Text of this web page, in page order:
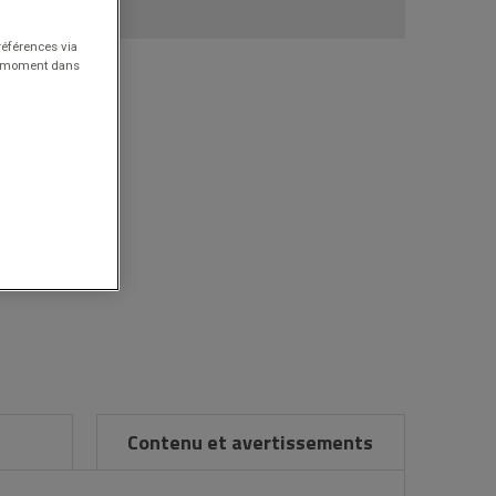
Contenu et avertissements
via
dans